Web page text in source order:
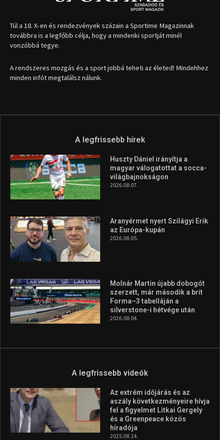
Túl a 18. X-en és rendezvények százain a Sportime Magazinnak
továbbra is a legfőbb célja, hogy a mindenki sportját minél
vonzóbbá tegye.
A rendszeres mozgás és a sport jobbá teheti az életed! Mindehhez
minden infót megtalálsz nálunk.
A legfrissebb hírek
Huszty Dániel irányítja a
magyar válogatottat a socca-
világbajnokságon
2026.08.07.
Aranyérmet nyert Szilágyi Erik
az Európa-kupán
2026.08.05.
Molnár Martin újabb dobogót
szerzett, már második a brit
Forma–3 tabelláján a
silverstone-i hétvége után
2026.08.04.
A legfrissebb videók
Az extrém időjárás és az
aszály következményeire hívja
fel a figyelmet Litkai Gergely
és a Greenpeace közös
híradója
2025.08.14.